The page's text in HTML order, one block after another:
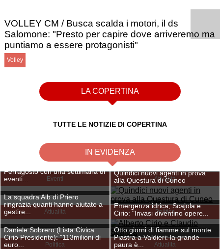
VOLLEY CM / Busca scalda i motori, il ds
Salomone: "Presto per capire dove arriveremo ma
puntiamo a essere protagonisti"
Volley
LA COPERTINA
TUTTE LE NOTIZIE DI COPERTINA
IN EVIDENZA
Eventi
Ferragosto con una settimana di
eventi...
Attualità
Quindici nuovi agenti in prova
alla Questura di Cuneo
Attualità
La squadra Aib di Priero
ringrazia quanti hanno aiutato a
gestire...
Politica
Emergenza idrica, Scajola e
Cirio: "Invasi diventino opere...
Politica
Daniele Sobrero (Lista Civica
Cirio Presidente): "113milioni di
euro...
Attualità
Otto giorni di fiamme sul monte
Piastra a Valdieri: la grande
paura è...